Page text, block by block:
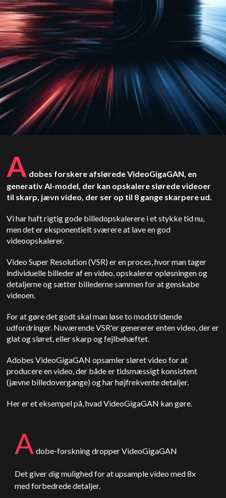
A dobes forskere afslørede VideoGigaGAN, en
generativ AI-model, der kan opskalere slørede videoer
til skarp, jævn video, der ser op til 8 gange skarpere ud.
Vi har haft rigtig gode billedopskalerere i et stykke tid nu,
men det er eksponentielt sværere at lave en god
videoopskalerer.
Video Super Resolution (VSR) er en proces, hvor man tager
individuelle billeder af en video, opskalerer opløsningen og
detaljerne og sætter billederne sammen for at genskabe
videoen.
For at gøre det godt skal man løse to modstridende
udfordringer. Nuværende VSR'er genererer enten video, der er
glat og sløret, eller skarp og fejlbehæftet.
Adobes VideoGigaGAN opsamler sløret video for at
producere en video, der både er tidsmæssigt konsistent
(jævne billedovergange) og har højfrekvente detaljer.
Her er et eksempel på, hvad VideoGigaGAN kan gøre.
A dobe-forskning dropper VideoGigaGAN
Det giver dig mulighed for at upsample video med 8x
med forbedrede detaljer.